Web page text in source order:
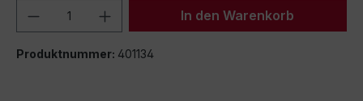
Produkt Anzahl: Gib denIn den Warenkorb
Produktnummer: 401134